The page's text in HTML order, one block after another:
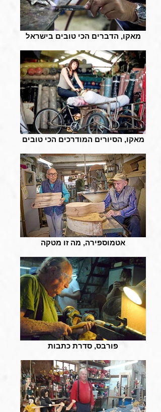
מאקו, הדברים הכי טובים בישראל
מאקו, הסיורים המודרכים הכי טובים
אטמוספירה, מה זו מטקה
פורבס, סדרת כתבות